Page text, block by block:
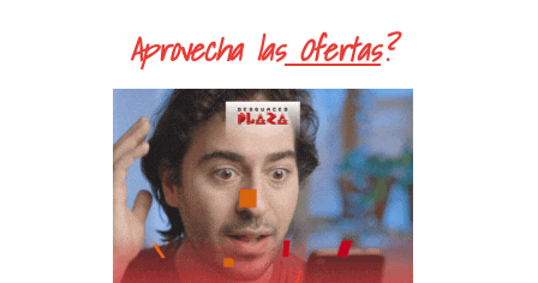
Aprovecha lasOfertas?